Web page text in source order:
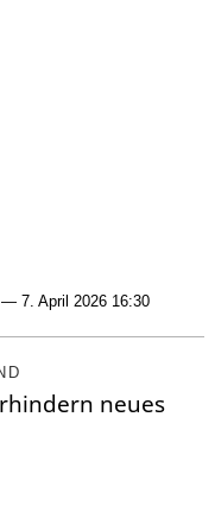
7. April 2026 16:30
neues